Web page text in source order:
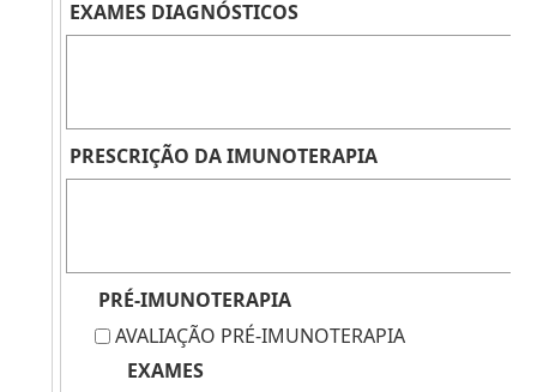
EXAMES DIAGNÓSTICOS
PRESCRIÇÃO DA IMUNOTERAPIA
PRÉ-IMUNOTERAPIA
AVALIAÇÃO PRÉ-IMUNOTERAPIA
EXAMES